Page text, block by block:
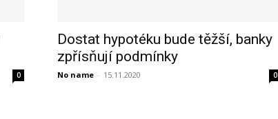
0
Dostat hypotéku bude těžší, banky
zpřísňují podmínky
No name - 15.11.2020 0